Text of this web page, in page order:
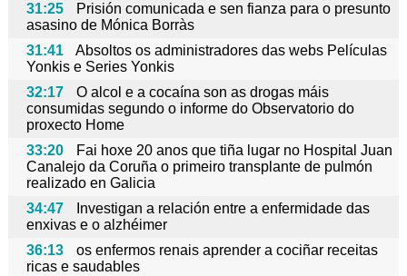
31:25
Prisión comunicada e sen fianza para o presunto
asasino de Mónica Borràs
31:41
Absoltos os administradores das webs Películas
Yonkis e Series Yonkis
32:17
O alcol e a cocaína son as drogas máis
consumidas segundo o informe do Observatorio do
proxecto Home
33:20
Fai hoxe 20 anos que tiña lugar no Hospital Juan
Canalejo da Coruña o primeiro transplante de pulmón
realizado en Galicia
34:47
Investigan a relación entre a enfermidade das
enxivas e o alzhéimer
36:13
os enfermos renais aprender a cociñar receitas
ricas e saudables